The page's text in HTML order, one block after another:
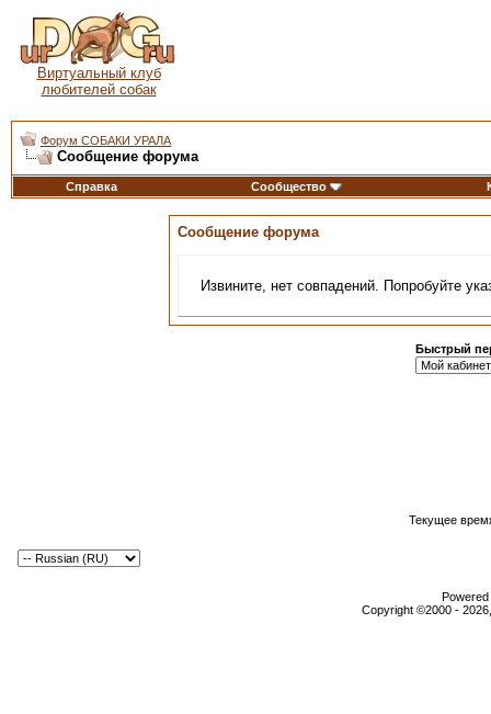
Виртуальный клуб
любителей собак
Форум СОБАКИ УРАЛА
Сообщение форума
Справка Сообщество
Сообщение форума
Извините, нет совпадений. Попробуйте
Быстрый
Текущее
Copyright ©2000 -